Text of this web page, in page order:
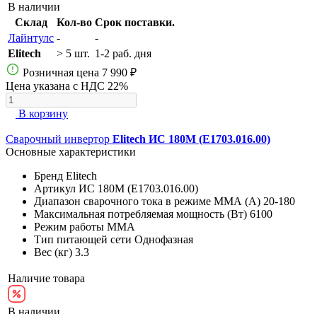
В наличии
Склад
Кол-во Срок поставки.
Лайнтулс -
-
Elitech
> 5 шт. 1-2 раб. дня
Розничная цена 7 990 ₽
Цена указана с НДС 22%
В корзину
Сварочный инвертор Elitech ИС 180М (E1703.016.00)
Основные характеристики
Бренд Elitech
Артикул ИС 180М (E1703.016.00)
Диапазон сварочного тока в режиме ММА (А) 20-180
Максимальная потребляемая мощность (Вт) 6100
Режим работы MMA
Тип питающей сети Однофазная
Вес (кг) 3.3
Наличие товара